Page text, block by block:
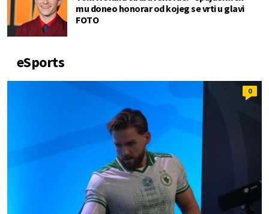
mu doneo honorar od kojeg se vrti u glavi
FOTO
eSports
0